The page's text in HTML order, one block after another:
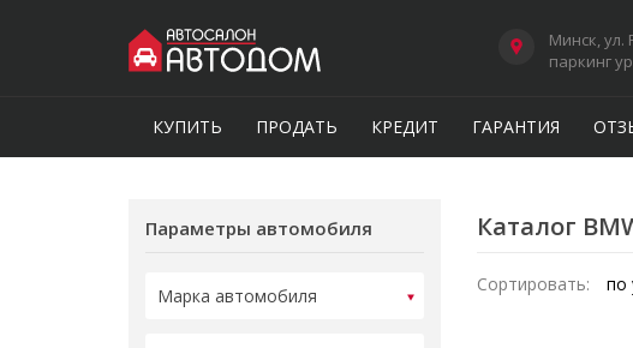
Минск, ул.
паркинг
КУПИТЬ ПРОДАТЬ КРЕДИТ ГАРАНТИЯ
Параметры автомобиля Каталог
Сортировать: